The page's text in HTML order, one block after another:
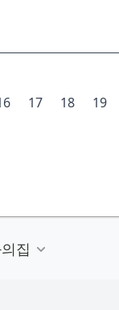
17 18 19
집